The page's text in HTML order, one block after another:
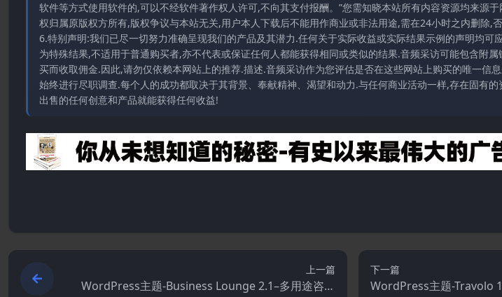
软件等方式使用软件的,可以不经软件著作权人许可,不向其支付报酬。”您需知晓本站所有内容资源均来源
权归属原版权方所有,版权争议与本站无关,用户本人下载后不能用作商业或非法用途,需在24小时之内删除,
6.特别声明:我们已尽一切努力准确呈现我们的产品及其潜力.任何关于实际收益或实际结果示例的声明均可
为特殊结果,不适用于普通购买者,亦不代表或保证任何人都能获得相同或类似的结果.音频采访可能包含附
买而收取佣金.因此,请勿仅依赖本网站上的推荐.描述.音频采访作为您评估是否在这些网站上购买的唯一信
始终进行尽职调查.每个人的成功都取决于其背景、奉献精神、渴望和动力.与任何商业活动一样,存在固有
出售的任何创意和产品就能获得任何收益!
上一篇
WordPress主题-Business Lounge 2.1–多用途咨询
下一篇
WordPress主题-Travolo